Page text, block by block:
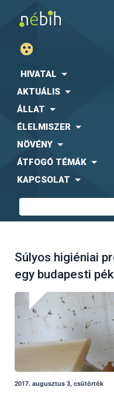
HIVATAL
AKTUÁLIS
ÁLLAT
ÉLELMISZER
NÖVÉNY
ÁTFOGÓ TÉMÁK
KAPCSOLAT
Súlyos higiéniai
egy budapesti
2017. augusztus 3, csütörtök